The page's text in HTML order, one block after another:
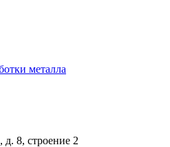
металла
д. 8, строение 2